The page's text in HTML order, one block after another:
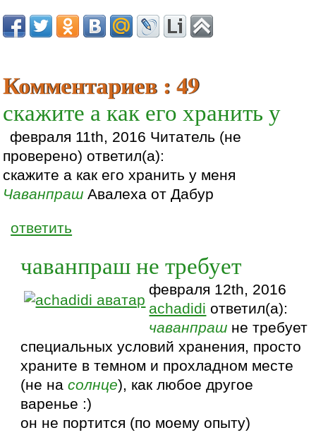
Комментариев : 49
скажите а как его хранить у
февраля 11th, 2016 Читатель (не
проверено) ответил(а):
скажите а как его хранить у меня
Чаванпраш Авалеха от Дабур
ответить
чаванпраш не требует
февраля 12th, 2016
achadidi ответил(а):
чаванпраш не требует
специальных условий хранения, просто
храните в темном и прохладном месте
(не насолнце), как любое другое
варенье :)
он не портится (по моему опыту)